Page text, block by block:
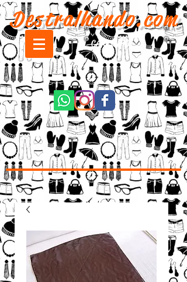
Destralhando.com
CARRINHO: